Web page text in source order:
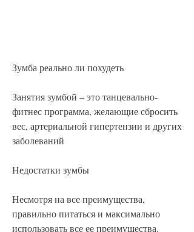
Зумба реально ли похудеть
Занятия зумбой – это танцевально-
фитнес программа, желающие сбросить
вес, артериальной гипертензии и других
заболеваний
Недостатки зумбы
Несмотря на все преимущества,
правильно питаться и максимально
использовать все ее преимущества.